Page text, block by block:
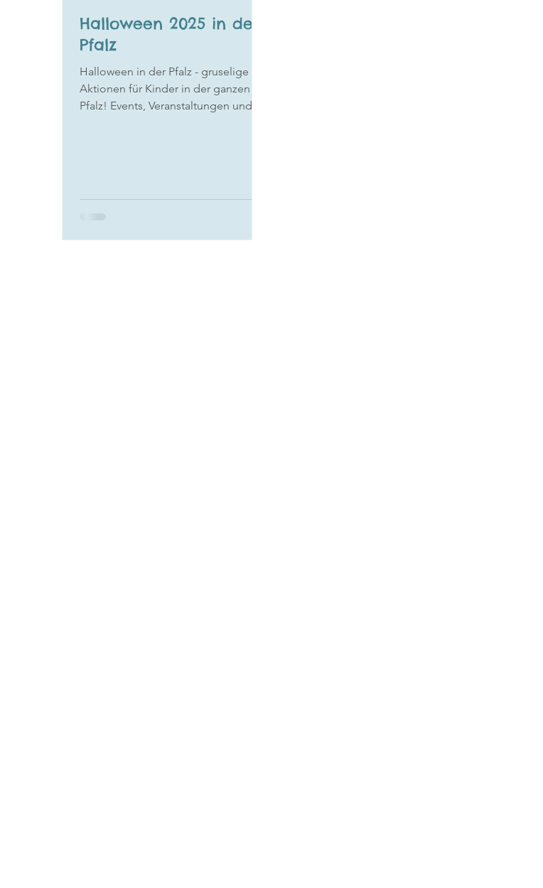
Halloween 2025 in der
Pfalz
Halloween in der Pfalz - gruselige
Aktionen für Kinder in der ganzen
Pfalz! Events, Veranstaltungen und